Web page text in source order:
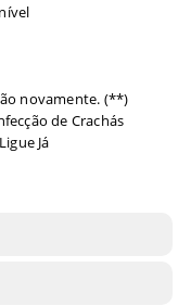
novamente. (**)
de Crachás
Já